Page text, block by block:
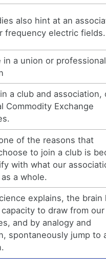
also hint at an
frequency electric
in a union or professional
a club and association,
Commodity Exchange
of the reasons that
to join a club is
with what our
a whole.
explains, the brain
to draw from our
and by analogy and
spontaneously jump to